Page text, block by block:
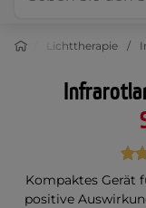
Lichttherapie
Kompaktes Gerät
positive